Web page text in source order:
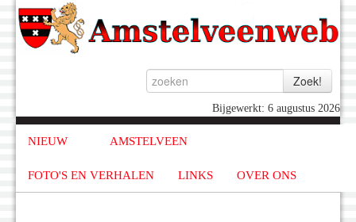
Bijgewerkt: 6 augustus 2026
NIEUW AMSTELVEEN
FOTO'S EN VERHALEN LINKS OVER ONS